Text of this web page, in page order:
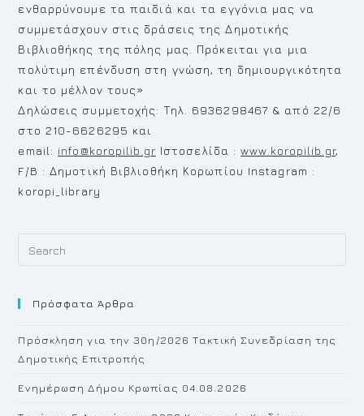
ενθαρρύνουμε τα παιδιά και τα εγγόνια μας να
συμμετάσχουν στις δράσεις της Δημοτικής
Βιβλιοθήκης της πόλης μας. Πρόκειται για μια
πολύτιμη επένδυση στη γνώση, τη δημιουργικότητα
και το μέλλον τους»
Δηλώσεις συμμετοχής: Τηλ. 6936298467 & από 22/6
στο 210-6626295 και
email: info@koropilib.gr Ιστοσελίδα :www.koropilib.gr,
F/B : Δημοτική Βιβλιοθήκη Κορωπίου Instagram :
koropi_library
Πρόσφατα Άρθρα
Πρόσκληση για την 30η/2026 Τακτική Συνεδρίαση της
Δημοτικής Επιτροπής
Ενημέρωση Δήμου Κρωπίας 04.08.2026